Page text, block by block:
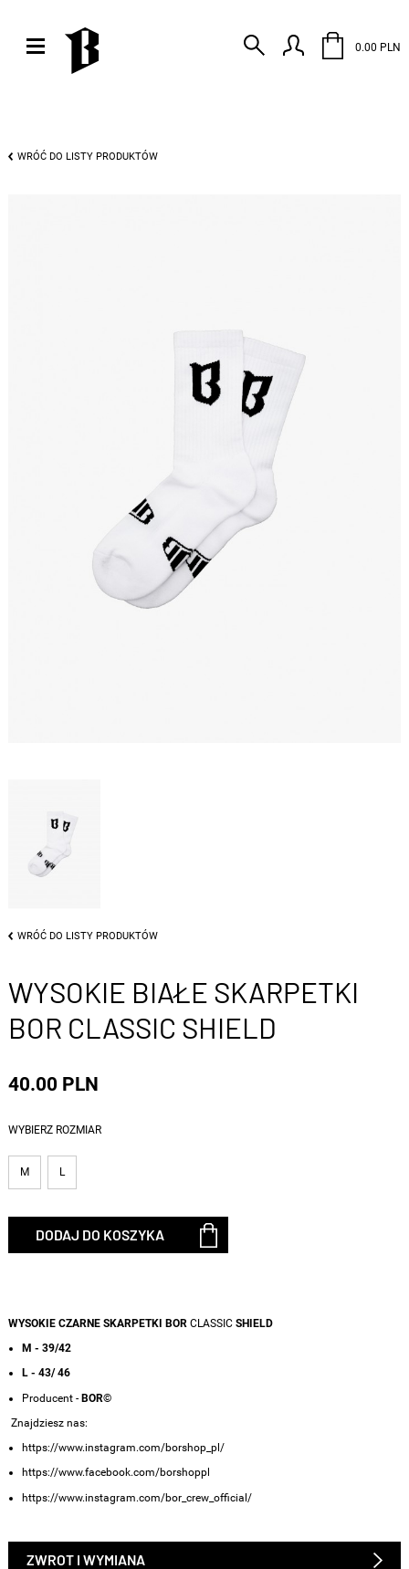
0.00 PLN
WRÓĆ DO LISTY PRODUKTÓW
WRÓĆ DO LISTY PRODUKTÓW
WYSOKIE BIAŁE SKARPETKI
BOR CLASSIC SHIELD
40.00 PLN
WYBIERZ ROZMIAR
M L
DODAJ DO KOSZYKA
WYSOKIE CZARNE SKARPETKI BORCLASSIC SHIELD
M - 39/42
L - 43/ 46
Producent -BOR©
Znajdziesz nas:
https://www.instagram.com/borshop_pl/
https://www.facebook.com/borshoppl
https://www.instagram.com/bor_crew_official/
ZWROT I WYMIANA